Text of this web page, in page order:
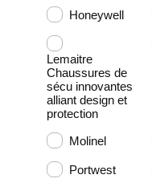
Honeywell
Lemaitre
Chaussures de
sécu innovantes
alliant design et
protection
Molinel
Portwest